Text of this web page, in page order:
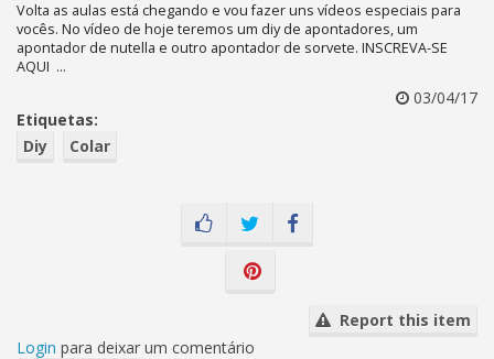
Volta as aulas está chegando e vou fazer uns vídeos especiais para
vocês. No vídeo de hoje teremos um diy de apontadores, um
apontador de nutella e outro apontador de sorvete. INSCREVA-SE
AQUI ...
03/04/17
Etiquetas:
Diy
Colar
Report this item
Login para deixar um comentário